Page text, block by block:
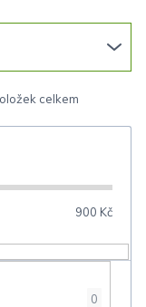
900 Kč
0